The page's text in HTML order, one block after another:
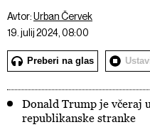
Avtor:Urban Červek
19. julij 2024, 08:00
Preberi na glas
Donald Trump je včeraj
republikanske stranke